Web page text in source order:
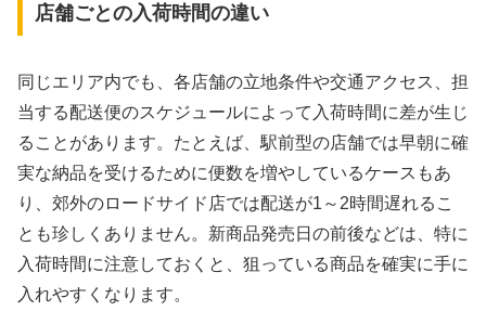
店舗ごとの入荷時間の違い
同じエリア内でも、各店舗の立地条件や交通アクセス、担
当する配送便のスケジュールによって入荷時間に差が生じ
ることがあります。たとえば、駅前型の店舗では早朝に確
実な納品を受けるために便数を増やしているケースもあ
り、郊外のロードサイド店では配送が1～2時間遅れるこ
とも珍しくありません。新商品発売日の前後などは、特に
入荷時間に注意しておくと、狙っている商品を確実に手に
入れやすくなります。